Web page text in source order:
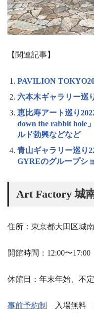
【関連記事】
PAVILION
六本木ギャラリー巡
恵比寿アート巡り
down the rabbit hole
ルド勃興などなど
青山ギャラリー巡り
GYREのグループシ
Art Factory 城
住所：東京都大田区城
開館時間：12:00〜17:00
休館日：年末年始、不
事前予約制 入場無料